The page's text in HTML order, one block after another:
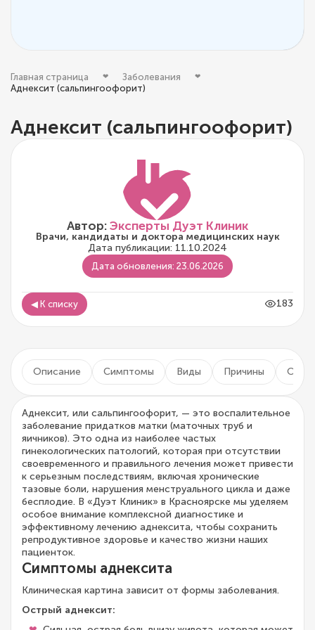
Главная страница
Заболевания
Аднексит (сальпингоофорит)
Аднексит (сальпингоофорит)
Автор:Эксперты Дуэт Клиник
Врачи, кандидаты и доктора медицинских наук
Дата публикации: 11.10.2024
Дата обновления: 23.06.2026
◀ К списку 183
Описание Симптомы Виды Причины
Аднексит, или сальпингоофорит, — это воспалительное
заболевание придатков матки (маточных труб и
яичников). Это одна из наиболее частых
гинекологических патологий, которая при отсутствии
своевременного и правильного лечения может привести
к серьезным последствиям, включая хронические
тазовые боли, нарушения менструального цикла и даже
бесплодие. В «Дуэт Клиник» в Красноярске мы уделяем
особое внимание комплексной диагностике и
эффективному лечению аднексита, чтобы сохранить
репродуктивное здоровье и качество жизни наших
пациенток.
Симптомы аднексита
Клиническая картина зависит от формы заболевания.
Острый аднексит: